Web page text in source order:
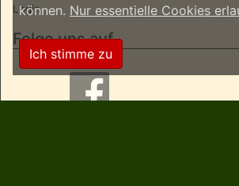
Login
Folge uns auf..
können. Nur essentielle Cookies
Ich stimme zu